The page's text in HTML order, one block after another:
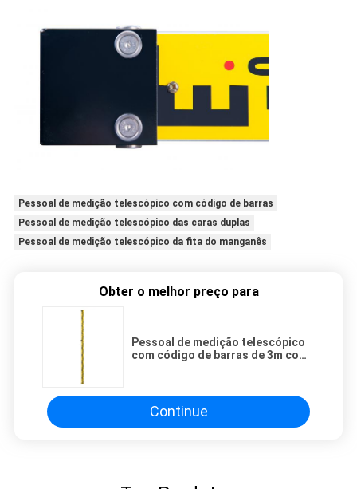
Pessoal de medição telescópico com código de barras
Pessoal de medição telescópico das caras duplas
Pessoal de medição telescópico da fita do manganês
Obter o melhor preço para
Pessoal de medição telescópico
com código de barras de 3m com
Continue